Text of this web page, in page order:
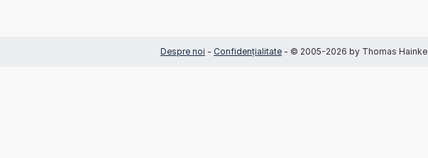
Despre noi - Confidențialitate - © 2005-2026 by Thomas Hainke